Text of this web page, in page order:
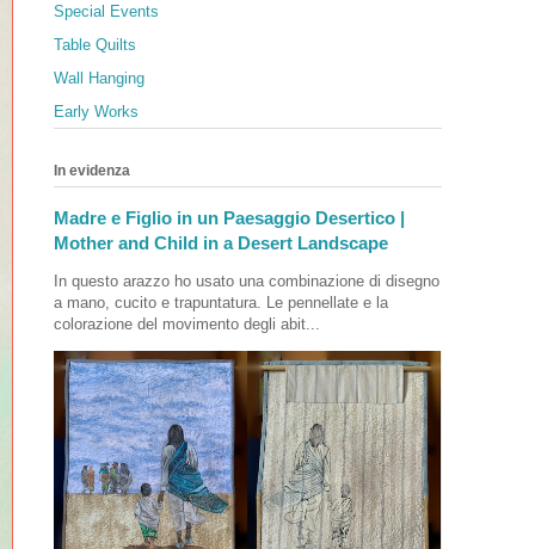
Special Events
Table Quilts
Wall Hanging
Early Works
In evidenza
Madre e Figlio in un Paesaggio Desertico |
Mother and Child in a Desert Landscape
In questo arazzo ho usato una combinazione di disegno
a mano, cucito e trapuntatura. Le pennellate e la
colorazione del movimento degli abit...